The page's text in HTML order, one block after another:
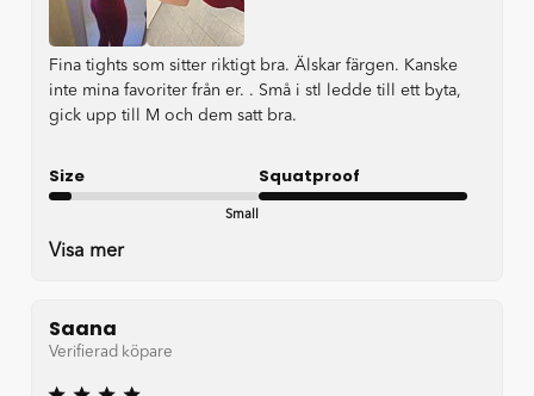
Fina tights som sitter riktigt bra. Älskar färgen. Kanske
inte mina favoriter från er. . Små i stl ledde till ett byta,
gick upp till M och dem satt bra.
Size
Small
Squatproof
Visa mer
Saana
Verifierad köpare